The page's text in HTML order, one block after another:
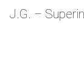
J.G. –